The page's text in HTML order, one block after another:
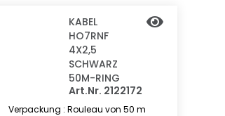
KABEL
HO7RNF
4X2,5
SCHWARZ
50M-RING
Art.Nr. 2122172
Verpackung : Rouleau von 50 m